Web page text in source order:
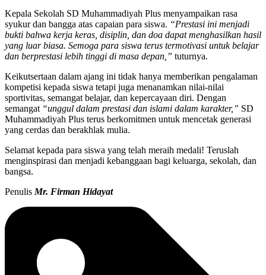
Kepala Sekolah SD Muhammadiyah Plus menyampaikan rasa
syukur dan bangga atas capaian para siswa. “Prestasi ini menjadi
bukti bahwa kerja keras, disiplin, dan doa dapat menghasilkan hasil
yang luar biasa. Semoga para siswa terus termotivasi untuk belajar
dan berprestasi lebih tinggi di masa depan,” tuturnya.
Keikutsertaan dalam ajang ini tidak hanya memberikan pengalaman
kompetisi kepada siswa tetapi juga menanamkan nilai-nilai
sportivitas, semangat belajar, dan kepercayaan diri. Dengan
semangat “unggul dalam prestasi dan islami dalam karakter,” SD
Muhammadiyah Plus terus berkomitmen untuk mencetak generasi
yang cerdas dan berakhlak mulia.
Selamat kepada para siswa yang telah meraih medali! Teruslah
menginspirasi dan menjadi kebanggaan bagi keluarga, sekolah, dan
bangsa.
Penulis Mr. Firman Hidayat